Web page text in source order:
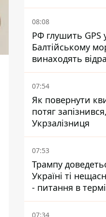
Епіцентру - суд
08:08
РФ глушить GPS
Балтійському
винаходять
07:54
Як повернути
потяг
Укрзалізниця
07:53
Трампу
Україні ті
- питання в
07:34